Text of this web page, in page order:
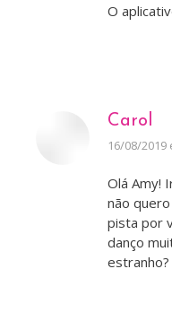
O
Carol
disse:
16/08/2019
Olá Amy!
não
pista por
danço
estranho?